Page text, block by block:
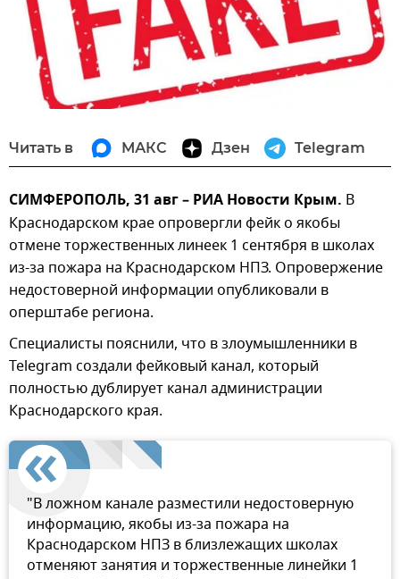
Читать в МАКС Дзен Telegram
СИМФЕРОПОЛЬ, 31 авг – РИА Новости Крым. В
Краснодарском крае опровергли фейк о якобы
отмене торжественных линеек 1 сентября в школах
из-за пожара на Краснодарском НПЗ. Опровержение
недостоверной информации опубликовали в
оперштабе региона.
Специалисты пояснили, что в злоумышленники в
Telegram создали фейковый канал, который
полностью дублирует канал администрации
Краснодарского края.
"В ложном канале разместили недостоверную
информацию, якобы из-за пожара на
Краснодарском НПЗ в близлежащих школах
отменяют занятия и торжественные линейки 1